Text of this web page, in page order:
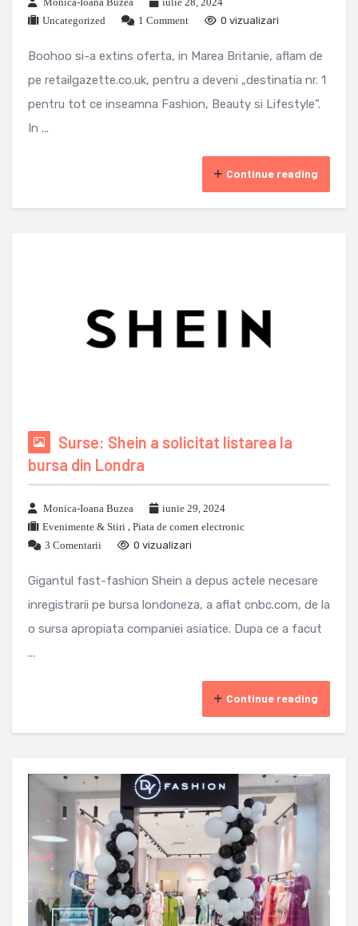
Uncategorized
1 Comment 0 vizualizari
Boohoo si-a extins oferta, in Marea Britanie, aflam de
pe retailgazette.co.uk, pentru a deveni „destinatia nr. 1
pentru tot ce inseamna Fashion, Beauty si Lifestyle”.
In ...
Continue reading
Surse: Shein a solicitat listarea la
bursa din Londra
Monica-Ioana Buzea
iunie 29, 2024
Evenimente & Stiri , Piata de comert electronic
3 Comentarii
0 vizualizari
Gigantul fast-fashion Shein a depus actele necesare
inregistrarii pe bursa londoneza, a aflat cnbc.com, de la
o sursa apropiata companiei asiatice. Dupa ce a facut
...
Continue reading